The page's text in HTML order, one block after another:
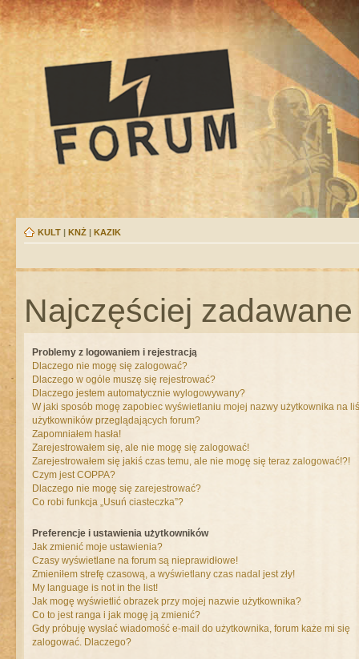
KULT | KNŻ | KAZIK
Najczęściej
Problemy z logowaniem i rejestracją
Dlaczego nie mogę się zalogować?
Dlaczego w ogóle muszę się rejestrować?
Dlaczego jestem automatycznie wylogowywany?
W jaki sposób mogę zapobiec wyświetlaniu mojej nazwy użytkownika na
użytkowników przeglądających forum?
Zapomniałem hasła!
Zarejestrowałem się, ale nie mogę się zalogować!
Zarejestrowałem się jakiś czas temu, ale nie mogę się teraz zalogować!?!
Czym jest COPPA?
Dlaczego nie mogę się zarejestrować?
Co robi funkcja „Usuń ciasteczka”?
Preferencje i ustawienia użytkowników
Jak zmienić moje ustawienia?
Czasy wyświetlane na forum są nieprawidłowe!
Zmieniłem strefę czasową, a wyświetlany czas nadal jest zły!
My language is not in the list!
Jak mogę wyświetlić obrazek przy mojej nazwie użytkownika?
Co to jest ranga i jak mogę ją zmienić?
Gdy próbuję wysłać wiadomość e-mail do użytkownika, forum każe mi się
zalogować. Dlaczego?